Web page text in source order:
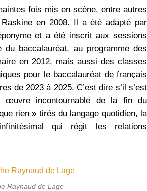
fois mis en scène, entre autres
en 2008. Il a été adapté par
et a été inscrit aux sessions
baccalauréat, au programme des
en 2012, mais aussi des classes
pour le baccalauréat de français
de 2023 à 2025. C’est dire s’il s’est
œuvre incontournable de la fin du
rien » tirés du langage quotidien, la
qui régit les relations
Raynaud de Lage